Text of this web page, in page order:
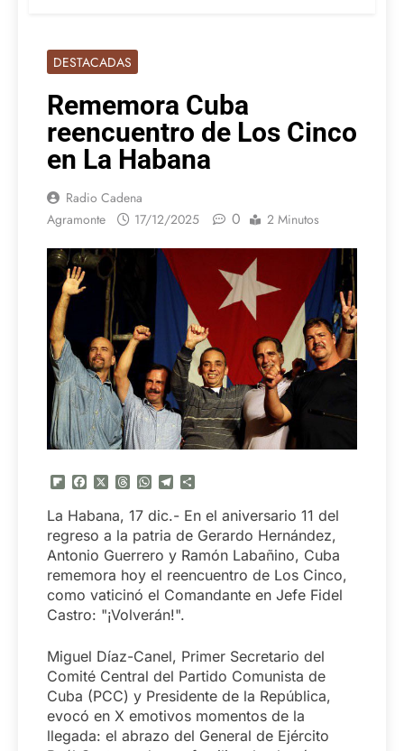
DESTACADAS
Rememora Cuba
reencuentro de Los Cinco
en La Habana
Radio Cadena
Agramonte
17/12/2025 0 2 Minutos
Flipboard
Facebook
X Threads
WhatsApp
Telegram
La Habana, 17 dic.- En el aniversario 11 del
regreso a la patria de Gerardo Hernández,
Antonio Guerrero y Ramón Labañino, Cuba
rememora hoy el reencuentro de Los Cinco,
como vaticinó el Comandante en Jefe Fidel
Castro: "¡Volverán!".
Miguel Díaz-Canel, Primer Secretario del
Comité Central del Partido Comunista de
Cuba (PCC) y Presidente de la República,
evocó en X emotivos momentos de la
llegada: el abrazo del General de Ejército